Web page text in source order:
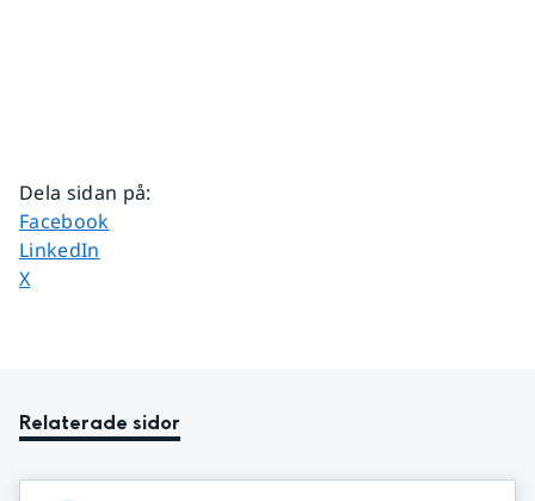
Dela sidan på:
Dela sidan på
Facebook
Dela sidan på
LinkedIn
Dela sidan på
X
Relaterade sidor